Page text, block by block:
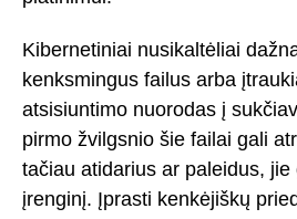
Kibernetiniai nusikaltėliai
kenksmingus failus arba
atsisiuntimo nuorodas į
pirmo žvilgsnio šie failai gali
tačiau atidarius ar paleidus, jie
įrenginį. Įprasti kenkėjiškų